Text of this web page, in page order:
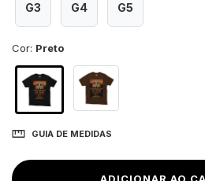
G3 G4 G5
Cor: Preto
GUIA DE MEDIDAS